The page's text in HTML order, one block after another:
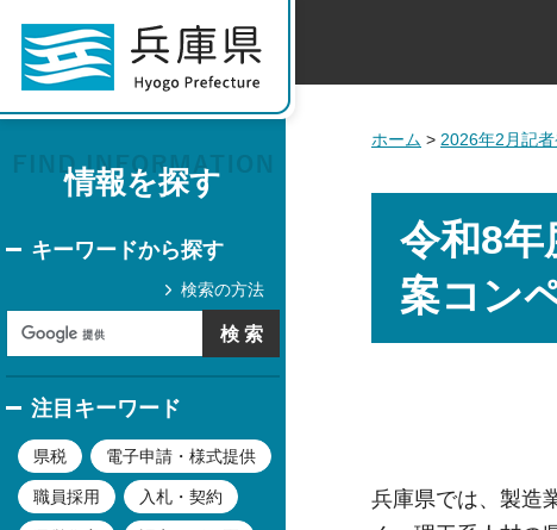
情報を探す
キーワードから探す
検索の方法
注目キーワード
県税 電子申請・様式提供
職員採用 入札・契約
ホーム > 2026年2月記
令和8年
案コン
兵庫県では、製造